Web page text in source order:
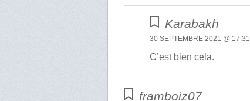
Karabakh
30 SEPTEMBRE 2021 @ 17:31
C’est bien cela.
framboiz07